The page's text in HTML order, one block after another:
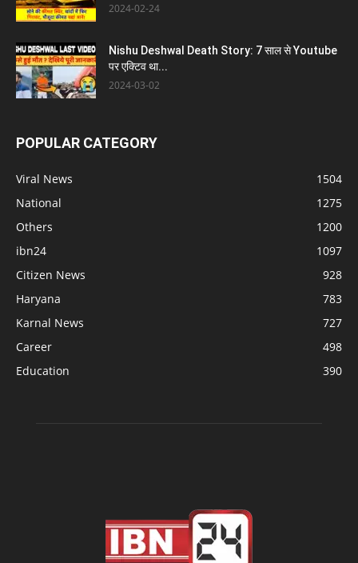
2024-02-24
Nishu Deshwal Death Story: 7 साल से Youtube
पर एक्टिव था...
2024-03-02
POPULAR CATEGORY
Viral News
1504
National
1275
Others
1200
ibn24
1097
Citizen News
928
Haryana
783
Karnal News
727
Career
498
Education
390